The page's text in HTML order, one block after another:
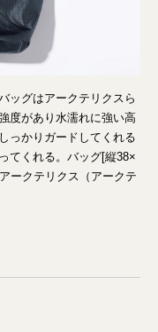
ッグはアークテリクスら
度があり水濡れに強い高
っかりガードしてくれる
てくれる。バッグ[縦38×
ークテリクス（アークテ